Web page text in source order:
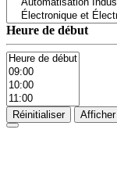
Heure de début
Réinitialiser Afficher